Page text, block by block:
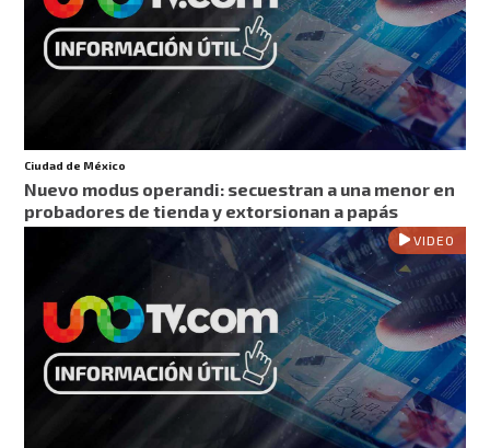
Ciudad de México
Nuevo modus operandi: secuestran a una menor en
probadores de tienda y extorsionan a papás
VIDEO